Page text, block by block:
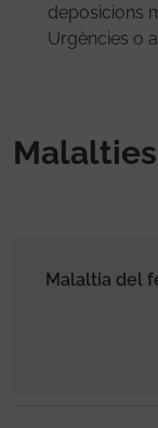
deposicions
Urgències o
Malalties
Malaltia del